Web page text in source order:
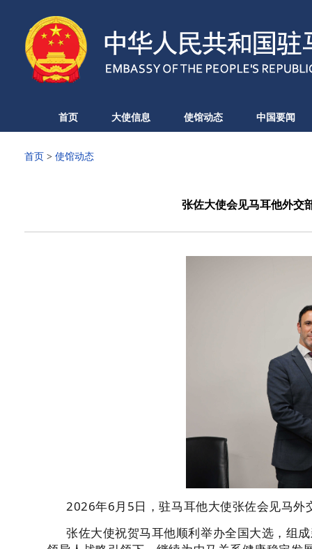
首页 大使信息 使馆动态 中国要闻
首页 > 使馆动态
张佐大使会见马耳他外交
2026年6月5日，驻马耳他大使张佐会见马
张佐大使祝贺马耳他顺利举办全国大选，组